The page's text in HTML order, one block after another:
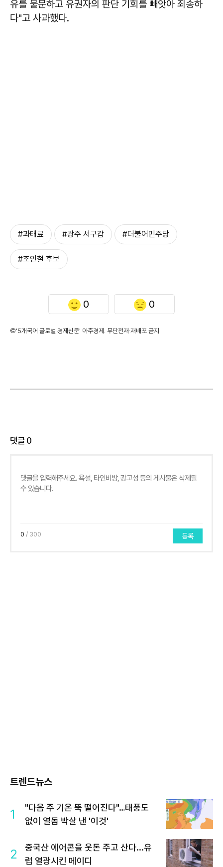
유를 불문하고 유권자의 판단 기회를 빼앗아 죄송하
다"고 사과했다.
#과태료 #광주 서구갑 #더불어민주당
#조인철 후보
0 0
©'5개국어 글로벌 경제신문' 아주경제. 무단전재·재배포 금지
댓글0
0 / 300 등록
트렌드뉴스
1
"다음 주 기온 뚝 떨어진다"…태풍도
없이 열돔 박살 낸 '이것'
2
중국산 에어콘을 웃돈 주고 산다...유
럽 열광시킨 메이디